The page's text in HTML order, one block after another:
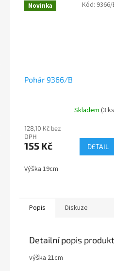
Novinka
Pohár 9366/B
Skladem (3
128,10 Kč bez
DPH
155 Kč DETAIL
Výška 19cm
Kód: 9366/
Popis Diskuze
Detailní popis
výška 21cm